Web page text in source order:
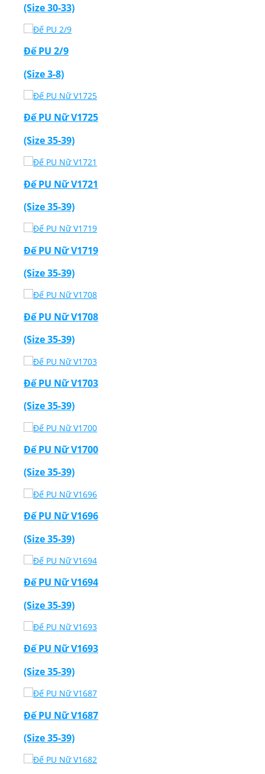
(Size 30-33)
Đế PU 2/9
(Size 3-8)
Đế PU Nữ V1725
(Size 35-39)
Đế PU Nữ V1721
(Size 35-39)
Đế PU Nữ V1719
(Size 35-39)
Đế PU Nữ V1708
(Size 35-39)
Đế PU Nữ V1703
(Size 35-39)
Đế PU Nữ V1700
(Size 35-39)
Đế PU Nữ V1696
(Size 35-39)
Đế PU Nữ V1694
(Size 35-39)
Đế PU Nữ V1693
(Size 35-39)
Đế PU Nữ V1687
(Size 35-39)